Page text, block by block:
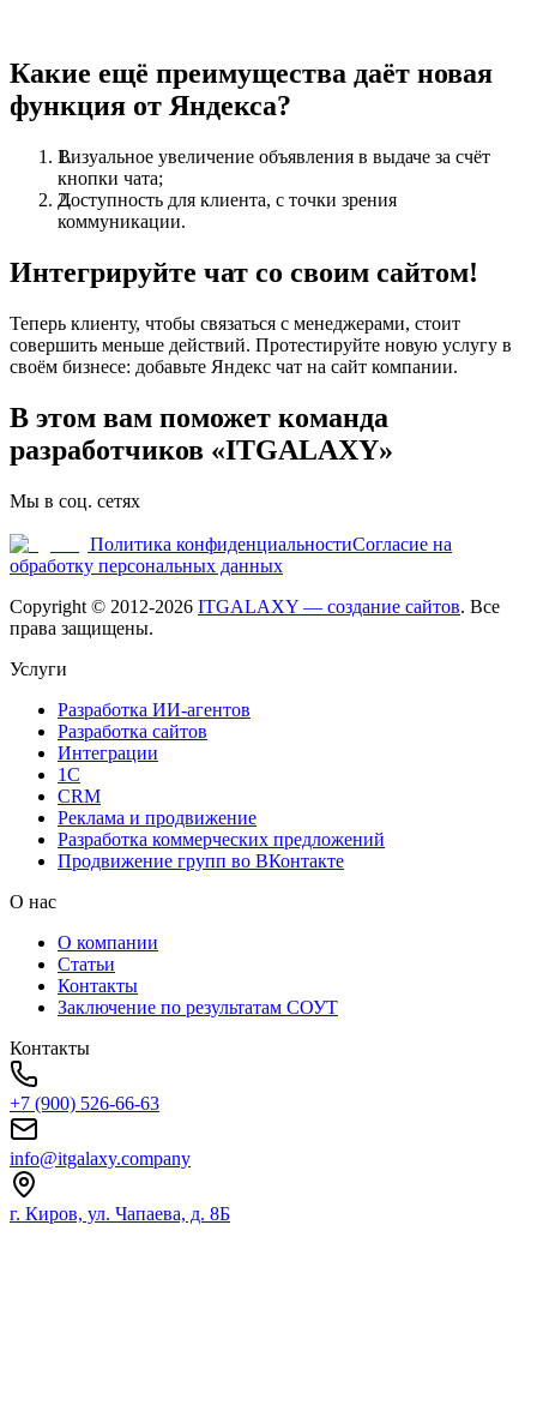
Какие ещё преимущества даёт новая
функция от Яндекса?
Визуальное увеличение объявления в выдаче за счёт
кнопки чата;
Доступность для клиента, с точки зрения
коммуникации.
Интегрируйте чат со своим сайтом!
Теперь клиенту, чтобы связаться с менеджерами, стоит
совершить меньше действий. Протестируйте новую услугу в
своём бизнесе: добавьте Яндекс чат на сайт компании.
В этом вам поможет команда
разработчиков «ITGALAXY»
Мы в соц. сетях
Политика конфиденциальностиСогласие на
обработку персональных данных
Copyright © 2012-2026 ITGALAXY — создание сайтов. Все
права защищены.
Услуги
Разработка ИИ-агентов
Разработка сайтов
Интеграции
1C
CRM
Реклама и продвижение
Разработка коммерческих предложений
Продвижение групп во ВКонтакте
О нас
О компании
Статьи
Контакты
Заключение по результатам СОУТ
Контакты
+7 (900) 526-66-63
info@itgalaxy.company
г. Киров, ул. Чапаева, д. 8Б